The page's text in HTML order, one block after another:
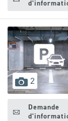
2 images
Demande